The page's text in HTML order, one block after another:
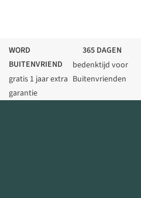
WORD
BUITENVRIEND
gratis 1 jaar extra
garantie
365 DAGEN
bedenktijd voor
Buitenvrienden